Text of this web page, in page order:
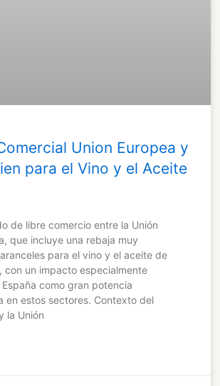
Union Europea y
para el Vino y el Aceite
de libre comercio entre la Unión
que incluye una rebaja muy
para el vino y el aceite de
con un impacto especialmente
como gran potencia
en estos sectores. Contexto del
la Unión